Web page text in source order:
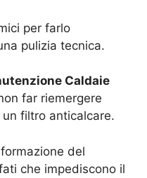
per farlo
pulizia tecnica.
Caldaie
far riemergere
filtro anticalcare.
del
che impediscono il